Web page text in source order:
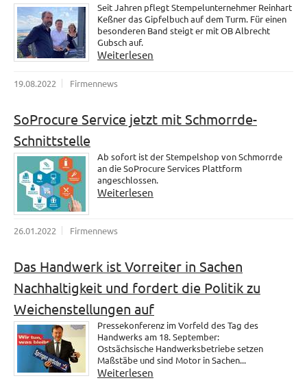
Seit Jahren pflegt Stempelunternehmer Reinhart
Keßner das Gipfelbuch auf dem Turm. Für einen
besonderen Band steigt er mit OB Albrecht
Gubsch auf.
Weiterlesen
19.08.2022 Firmennews
SoProcure Service jetzt mit Schmorrde-
Schnittstelle
Ab sofort ist der Stempelshop von Schmorrde
an die SoProcure Services Plattform
angeschlossen.
Weiterlesen
26.01.2022 Firmennews
Das Handwerk ist Vorreiter in Sachen
Nachhaltigkeit und fordert die Politik zu
Weichenstellungen auf
Pressekonferenz im Vorfeld des Tag des
Handwerks am 18. September:
Ostsächsische Handwerksbetriebe setzen
Maßstäbe und sind Motor in Sachen...
Weiterlesen